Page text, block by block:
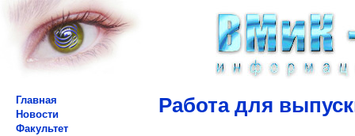
Главная
Новости
Факультет
Работа для